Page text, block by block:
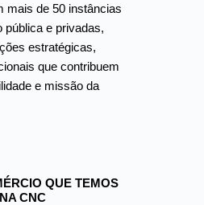
mais de 50 instâncias
pública e privadas,
estratégicas,
que contribuem
e missão da
QUE TEMOS
CNC